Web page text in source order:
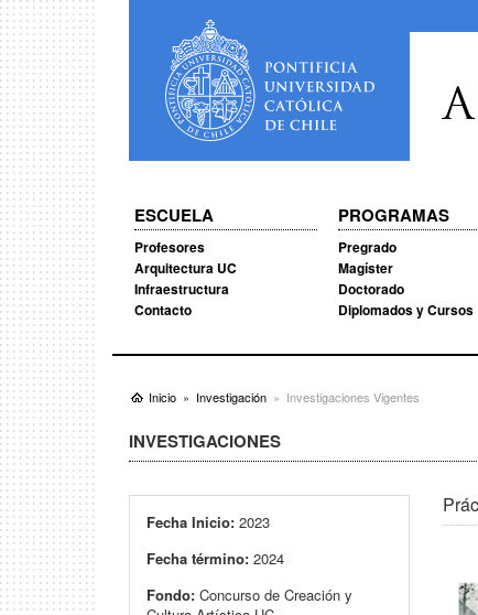
ESCUELA
Profesores
Arquitectura UC
Infraestructura
Contacto
PROGRAMAS
Pregrado
Magíster
Doctorado
Diplomados y Cursos
Inicio Investigación Investigaciones Vigentes
INVESTIGACIONES
Fecha Inicio: 2023
Fecha término: 2024
Fondo: Concurso de Creación y